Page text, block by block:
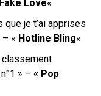
Fake Love«
je t’ai apprises
– « Hotline Bling«
classement
» – « Pop